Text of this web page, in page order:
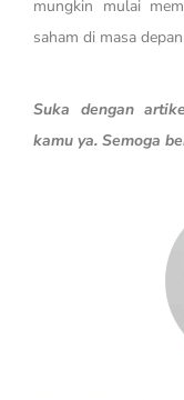
mungkin mulai
saham di masa
Suka dengan
kamu ya. Semoga